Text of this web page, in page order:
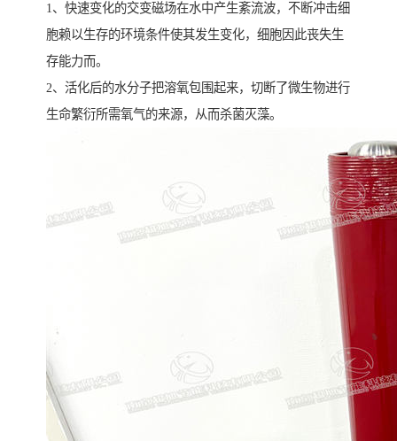
1、快速变化的交变磁场在水中产生紊流波，不断冲击细
胞赖以生存的环境条件使其发生变化，细胞因此丧失生
存能力而。
2、活化后的水分子把溶氧包围起来，切断了微生物进行
生命繁衍所需氧气的来源，从而杀菌灭藻。